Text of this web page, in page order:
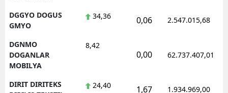
DGGYO DOGUS
GMYO
34,36 0,06 2.547.015,68
DGNMO
DOGANLAR
MOBILYA
8,42
0,00 62.737.407,01
DIRIT DIRITEKS
24,40 1,67 1.934.969,00